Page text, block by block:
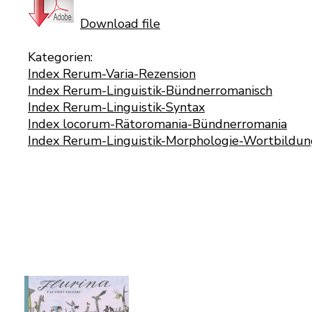
Download file
Kategorien:
Index Rerum-Varia-Rezension
Index Rerum-Linguistik-Bündnerromanisch
Index Rerum-Linguistik-Syntax
Index locorum-Rätoromania-Bündnerromania
Index Rerum-Linguistik-Morphologie-